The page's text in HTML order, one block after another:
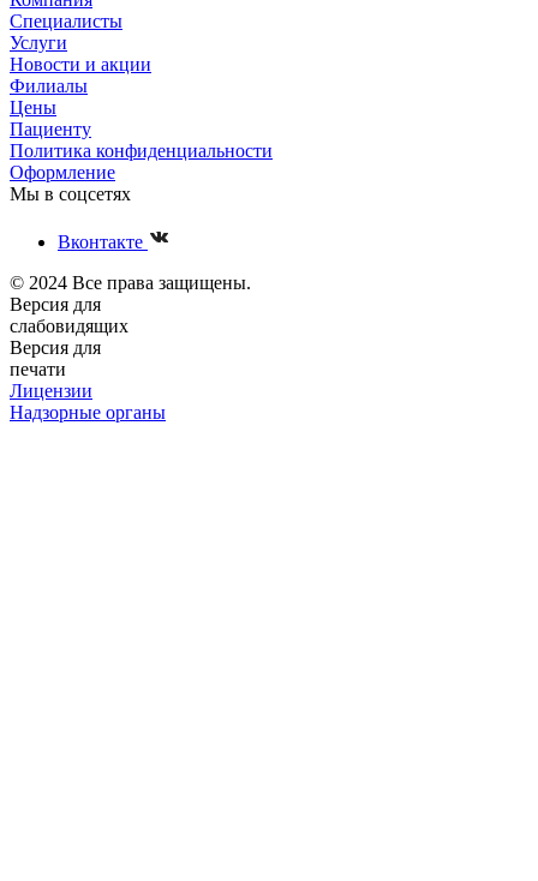
Специалисты
Услуги
Новости и акции
Филиалы
Цены
Пациенту
Политика конфиденциальности
Оформление
Мы в соцсетях
Вконтакте
© 2024 Все права защищены.
Версия для
слабовидящих
Версия для
печати
Лицензии
Надзорные органы